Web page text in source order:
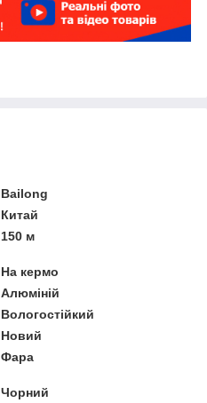
Bailong
Китай
150 м
На кермо
Алюміній
Вологостійкий
Новий
Фара
Чорний